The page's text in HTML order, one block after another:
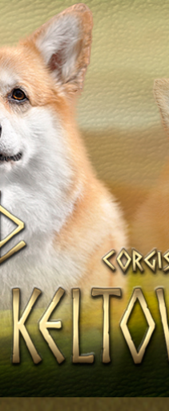
Ордену
Ордену